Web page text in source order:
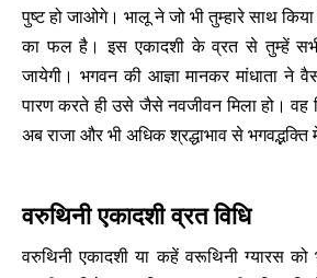
पुष्ट हो जाओगे। भालू ने जो भी तुम्हारे साथ किया
का फल है। इस एकादशी के व्रत से तुम्हें सभी
जायेगी। भगवन की आज्ञा मानकर मांधाता ने
पारण करते ही उसे जैसे नवजीवन मिला हो। वह
अब राजा और भी अधिक श्रद्धाभाव से
वरुथिनी एकादशी व्रत विधि
वरुथिनी एकादशी या कहें वरूथिनी ग्यारस